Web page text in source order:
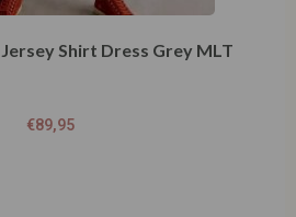
Shirt Dress Grey MLT
€89,95